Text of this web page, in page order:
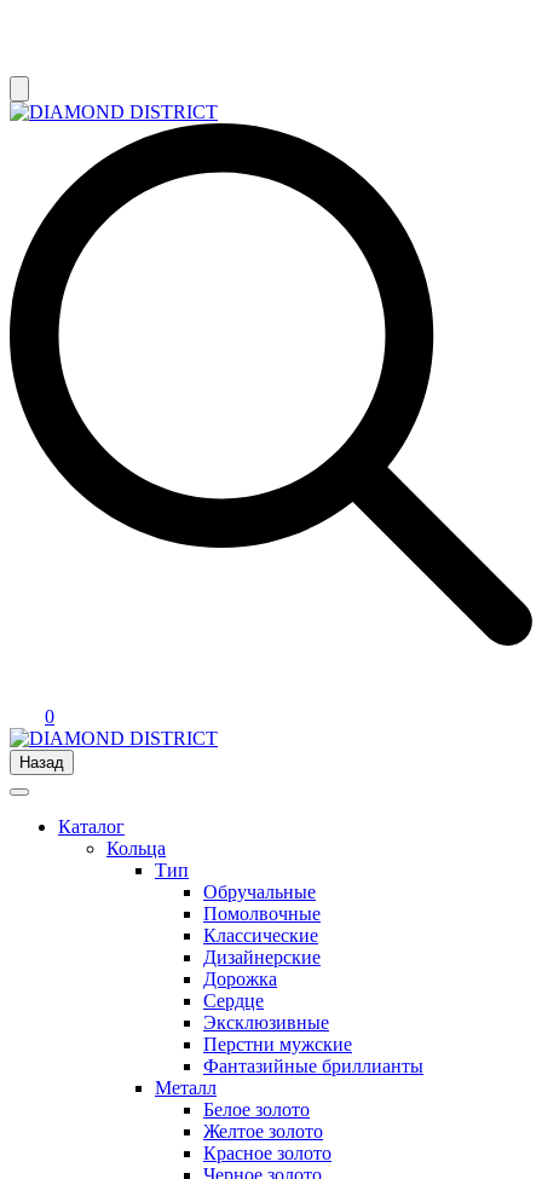
0
Назад
Каталог
Кольца
Тип
Обручальные
Помолвочные
Классические
Дизайнерские
Дорожка
Сердце
Эксклюзивные
Перстни мужские
Фантазийные бриллианты
Металл
Белое золото
Желтое золото
Красное золото
Черное золото